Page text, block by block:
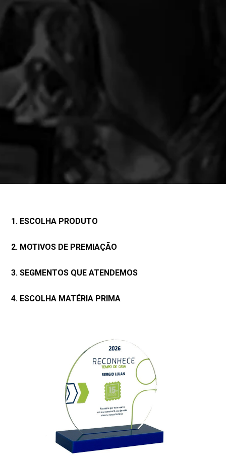
1. ESCOLHA PRODUTO
2. MOTIVOS DE PREMIAÇÃO
3. SEGMENTOS QUE ATENDEMOS
4. ESCOLHA MATÉRIA PRIMA